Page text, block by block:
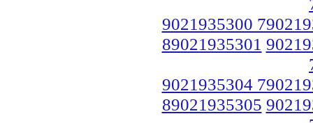
9021935300
89021935301
9021935304
89021935305